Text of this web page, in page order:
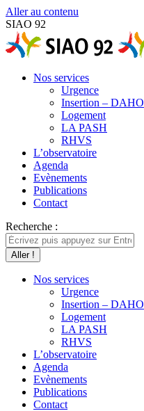
Aller au contenu
SIAO 92
Nos services
Urgence
Insertion – DAHO
Logement
LA PASH
RHVS
L’observatoire
Agenda
Evènements
Publications
Contact
Recherche :
Nos services
Urgence
Insertion – DAHO
Logement
LA PASH
RHVS
L’observatoire
Agenda
Evènements
Publications
Contact